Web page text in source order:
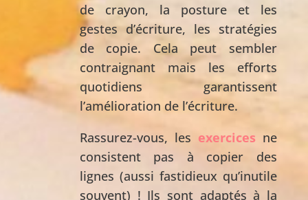
de crayon, la posture et les
gestes d’écriture, les stratégies
de copie. Cela peut sembler
contraignant mais les efforts
quotidiens garantissent
l’amélioration de l’écriture.
Rassurez-vous, les exercices ne
consistent pas à copier des
lignes (aussi fastidieux qu’inutile
souvent) ! Ils sont adaptés à la